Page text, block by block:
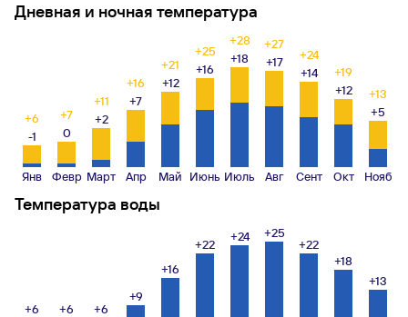
Дневная и ночная температура
+6
-1
Янв
+7
0
Февр
+11
+2
Март
+16
+7
Апр
+21
+12
Май
+25
+16
Июнь
+28
+18
Июль
+27
+17
Авг
+24
+14
Сент
+19
+12
Окт
+13
+5
Нояб
Температура воды
+6 +6 +6
+9
+16
+22
+24 +25
+22
+18
+13